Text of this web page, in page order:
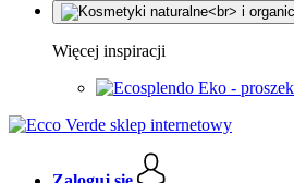
Więcej inspiracji
Eko -